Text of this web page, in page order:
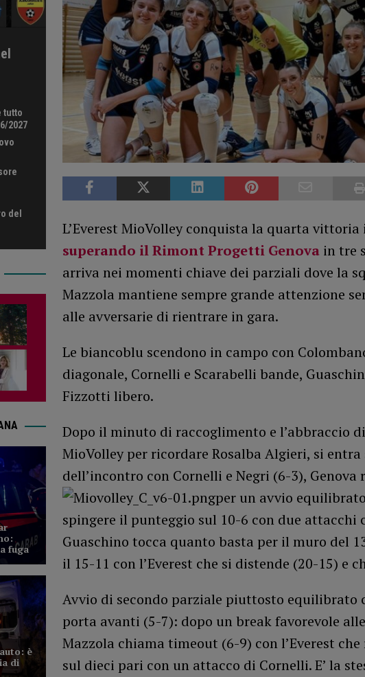
L’Everest MioVolley conquista la quarta
superando il Rimont Progetti Genovain tre
arriva nei momenti chiave dei parziali dove la
Mazzola mantiene sempre grande attenzione
alle avversarie di rientrare in gara.
Le biancoblu scendono in campo con
diagonale, Cornelli e Scarabelli bande,
Fizzotti libero.
Dopo il minuto di raccoglimento e l’abbraccio
MioVolley per ricordare Rosalba Algieri, si
dell’incontro con Cornelli e Negri (6-3), Genova
per un avvio
spingere il punteggio sul 10-6 con due attacchi
Guaschino tocca quanto basta per il muro del
il 15-11 con l’Everest che si distende (20-15) e
Avvio di secondo parziale piuttosto equilibrato
porta avanti (5-7): dopo un break favorevole
Mazzola chiama timeout (6-9) con l’Everest
sul dieci pari con un attacco di Cornelli. E’ la
tutto
2027
del